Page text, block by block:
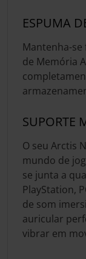
ESPUMA
Mantenha-
de Memória
SUPORTE
O seu Arctis
mundo de
se junta a
PlayStation,
de som
auricular
vibrar em